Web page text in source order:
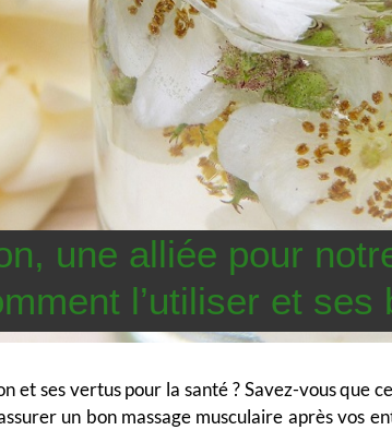
une alliée pour
l’utiliser et ses
et ses vertus pour la santé ? Savez-vous que
un bon massage musculaire après vos